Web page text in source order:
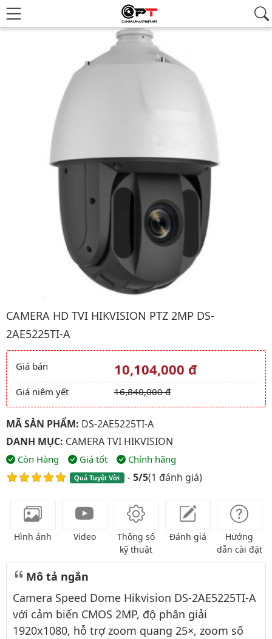
CAMERA HD TVI HIKVISION PTZ 2MP DS-
2AE5225TI-A
Giá và khuyến mãi
Giá bán 10,104,000 đ
Giá niêm yết 16,840,000 đ
MÃ SẢN PHẨM: DS-2AE5225TI-A
DANH MỤC: CAMERA TVI HIKVISION
Còn Hàng Giá tốt Chính hãng
Quá Tuyệt Vời -5/5(1 đánh giá)
Hình ảnh Video
Thông số
kỹ thuật
Đánh giá
Hướng
dẫn cài đặt
Mô tả ngắn
Camera Speed Dome Hikvision DS-2AE5225TI-A
với cảm biến CMOS 2MP, độ phân giải
1920x1080, hỗ trợ zoom quang 25×, zoom số